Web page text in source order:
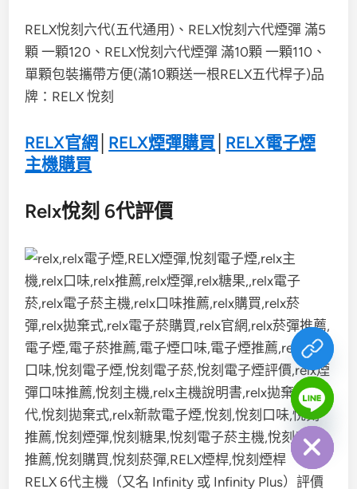
RELX悅刻六代(五代通用)、RELX悅刻六代煙彈 滿5
顆 一顆120、RELX悅刻六代煙彈 滿10顆 一顆110、
單顆包裝攜帶方便(滿10顆送一根RELX五代桿子)品
牌：RELX 悅刻
RELX官網 RELX煙彈購買 RELX電子煙
主機購買
Relx悅刻 6代評價
RELX 6代主機（又名 Infinity 或 Infinity Plus）評價
Hide
chaty